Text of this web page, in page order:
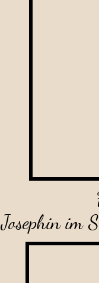
Josephin im